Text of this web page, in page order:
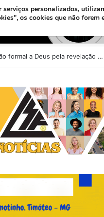
Sinédrio faz petição formal a Deus pela revelação do Messias e construção do 3º Templo
personalizados,
os cookies que não forem